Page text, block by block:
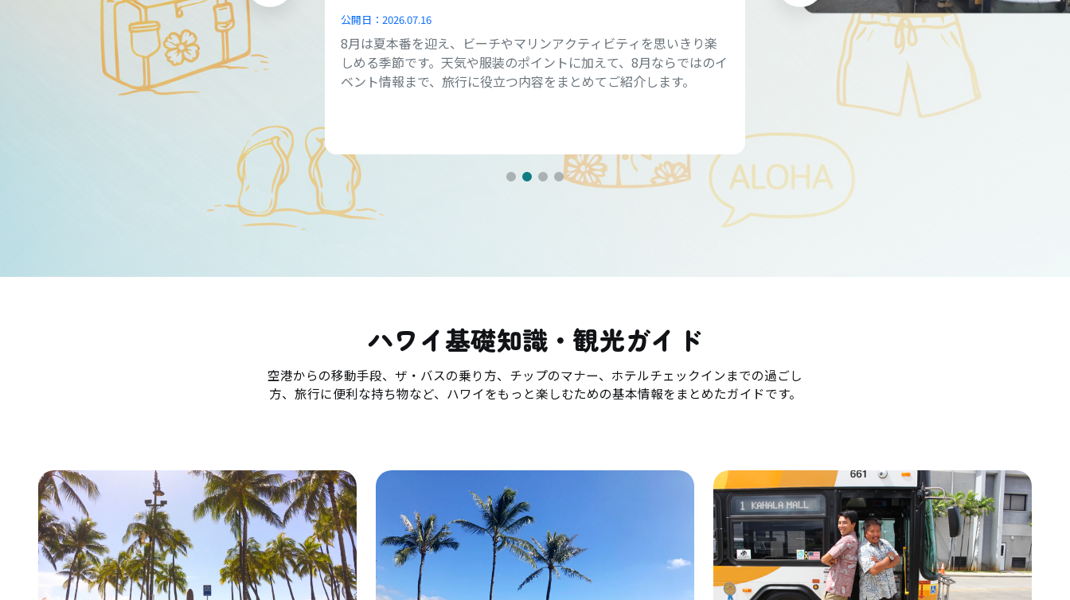
公開日： 2026.07.16
8月は夏本番を迎え、ビーチやマリンアクティビティを思いきり楽
しめる季節です。天気や服装のポイントに加えて、8月ならではのイ
ベント情報まで、旅行に役立つ内容をまとめてご紹介します。
ハワイ基礎知識・観光ガイド
空港からの移動手段、ザ・バスの乗り方、チップのマナー、ホテルチェックインまでの過ごし
方、旅行に便利な持ち物など、ハワイをもっと楽しむための基本情報をまとめたガイドです。